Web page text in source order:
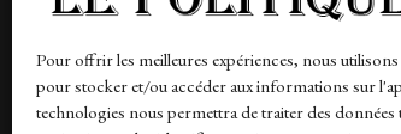
Pour offrir les meilleures expériences, nous
pour stocker et/ou accéder aux informations sur
technologies nous permettra de traiter des